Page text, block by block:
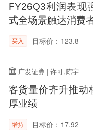
FY26Q3利润表现
式全场景触达消费
买入 目标价：123.8
广发证券 | 许可,陈宇
客货量价齐升推动
厚业绩
增持 目标价：17.92